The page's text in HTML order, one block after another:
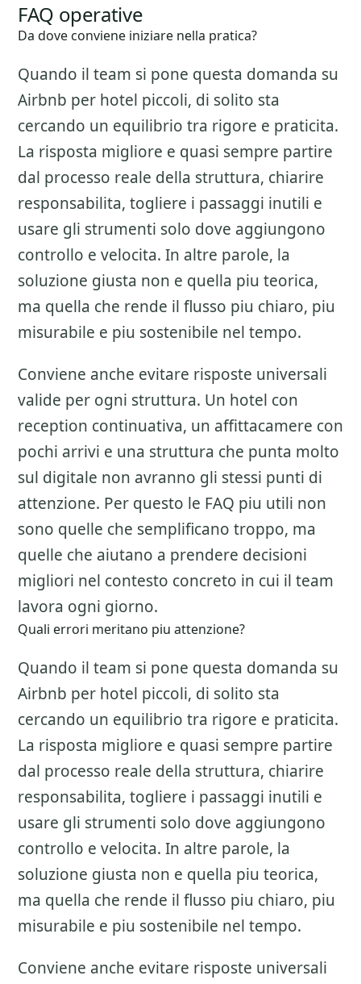
FAQ operative
Da dove conviene iniziare nella pratica?
Quando il team si pone questa domanda su
Airbnb per hotel piccoli, di solito sta
cercando un equilibrio tra rigore e praticita.
La risposta migliore e quasi sempre partire
dal processo reale della struttura, chiarire
responsabilita, togliere i passaggi inutili e
usare gli strumenti solo dove aggiungono
controllo e velocita. In altre parole, la
soluzione giusta non e quella piu teorica,
ma quella che rende il flusso piu chiaro, piu
misurabile e piu sostenibile nel tempo.
Conviene anche evitare risposte universali
valide per ogni struttura. Un hotel con
reception continuativa, un affittacamere con
pochi arrivi e una struttura che punta molto
sul digitale non avranno gli stessi punti di
attenzione. Per questo le FAQ piu utili non
sono quelle che semplificano troppo, ma
quelle che aiutano a prendere decisioni
migliori nel contesto concreto in cui il team
lavora ogni giorno.
Quali errori meritano piu attenzione?
Quando il team si pone questa domanda su
Airbnb per hotel piccoli, di solito sta
cercando un equilibrio tra rigore e praticita.
La risposta migliore e quasi sempre partire
dal processo reale della struttura, chiarire
responsabilita, togliere i passaggi inutili e
usare gli strumenti solo dove aggiungono
controllo e velocita. In altre parole, la
soluzione giusta non e quella piu teorica,
ma quella che rende il flusso piu chiaro, piu
misurabile e piu sostenibile nel tempo.
Conviene anche evitare risposte universali